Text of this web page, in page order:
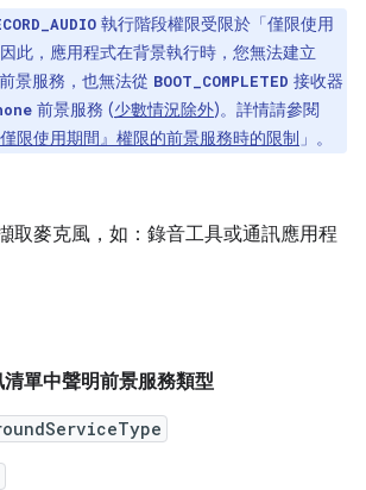
執行階段權限受限於「僅限使用
此，應用程式在背景執行時，您無法建立
前景服務，也無法從 BOOT_COMPLETED 接收器
前景服務 (少數情況除外)。詳情請參閱
限使用期間』權限的前景服務時的限制 」。
取麥克風，如：錄音工具或通訊應用程
單中聲明前景服務類型